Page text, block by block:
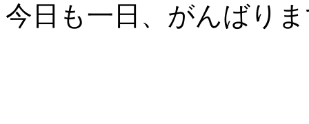
今日も一日、がんばり